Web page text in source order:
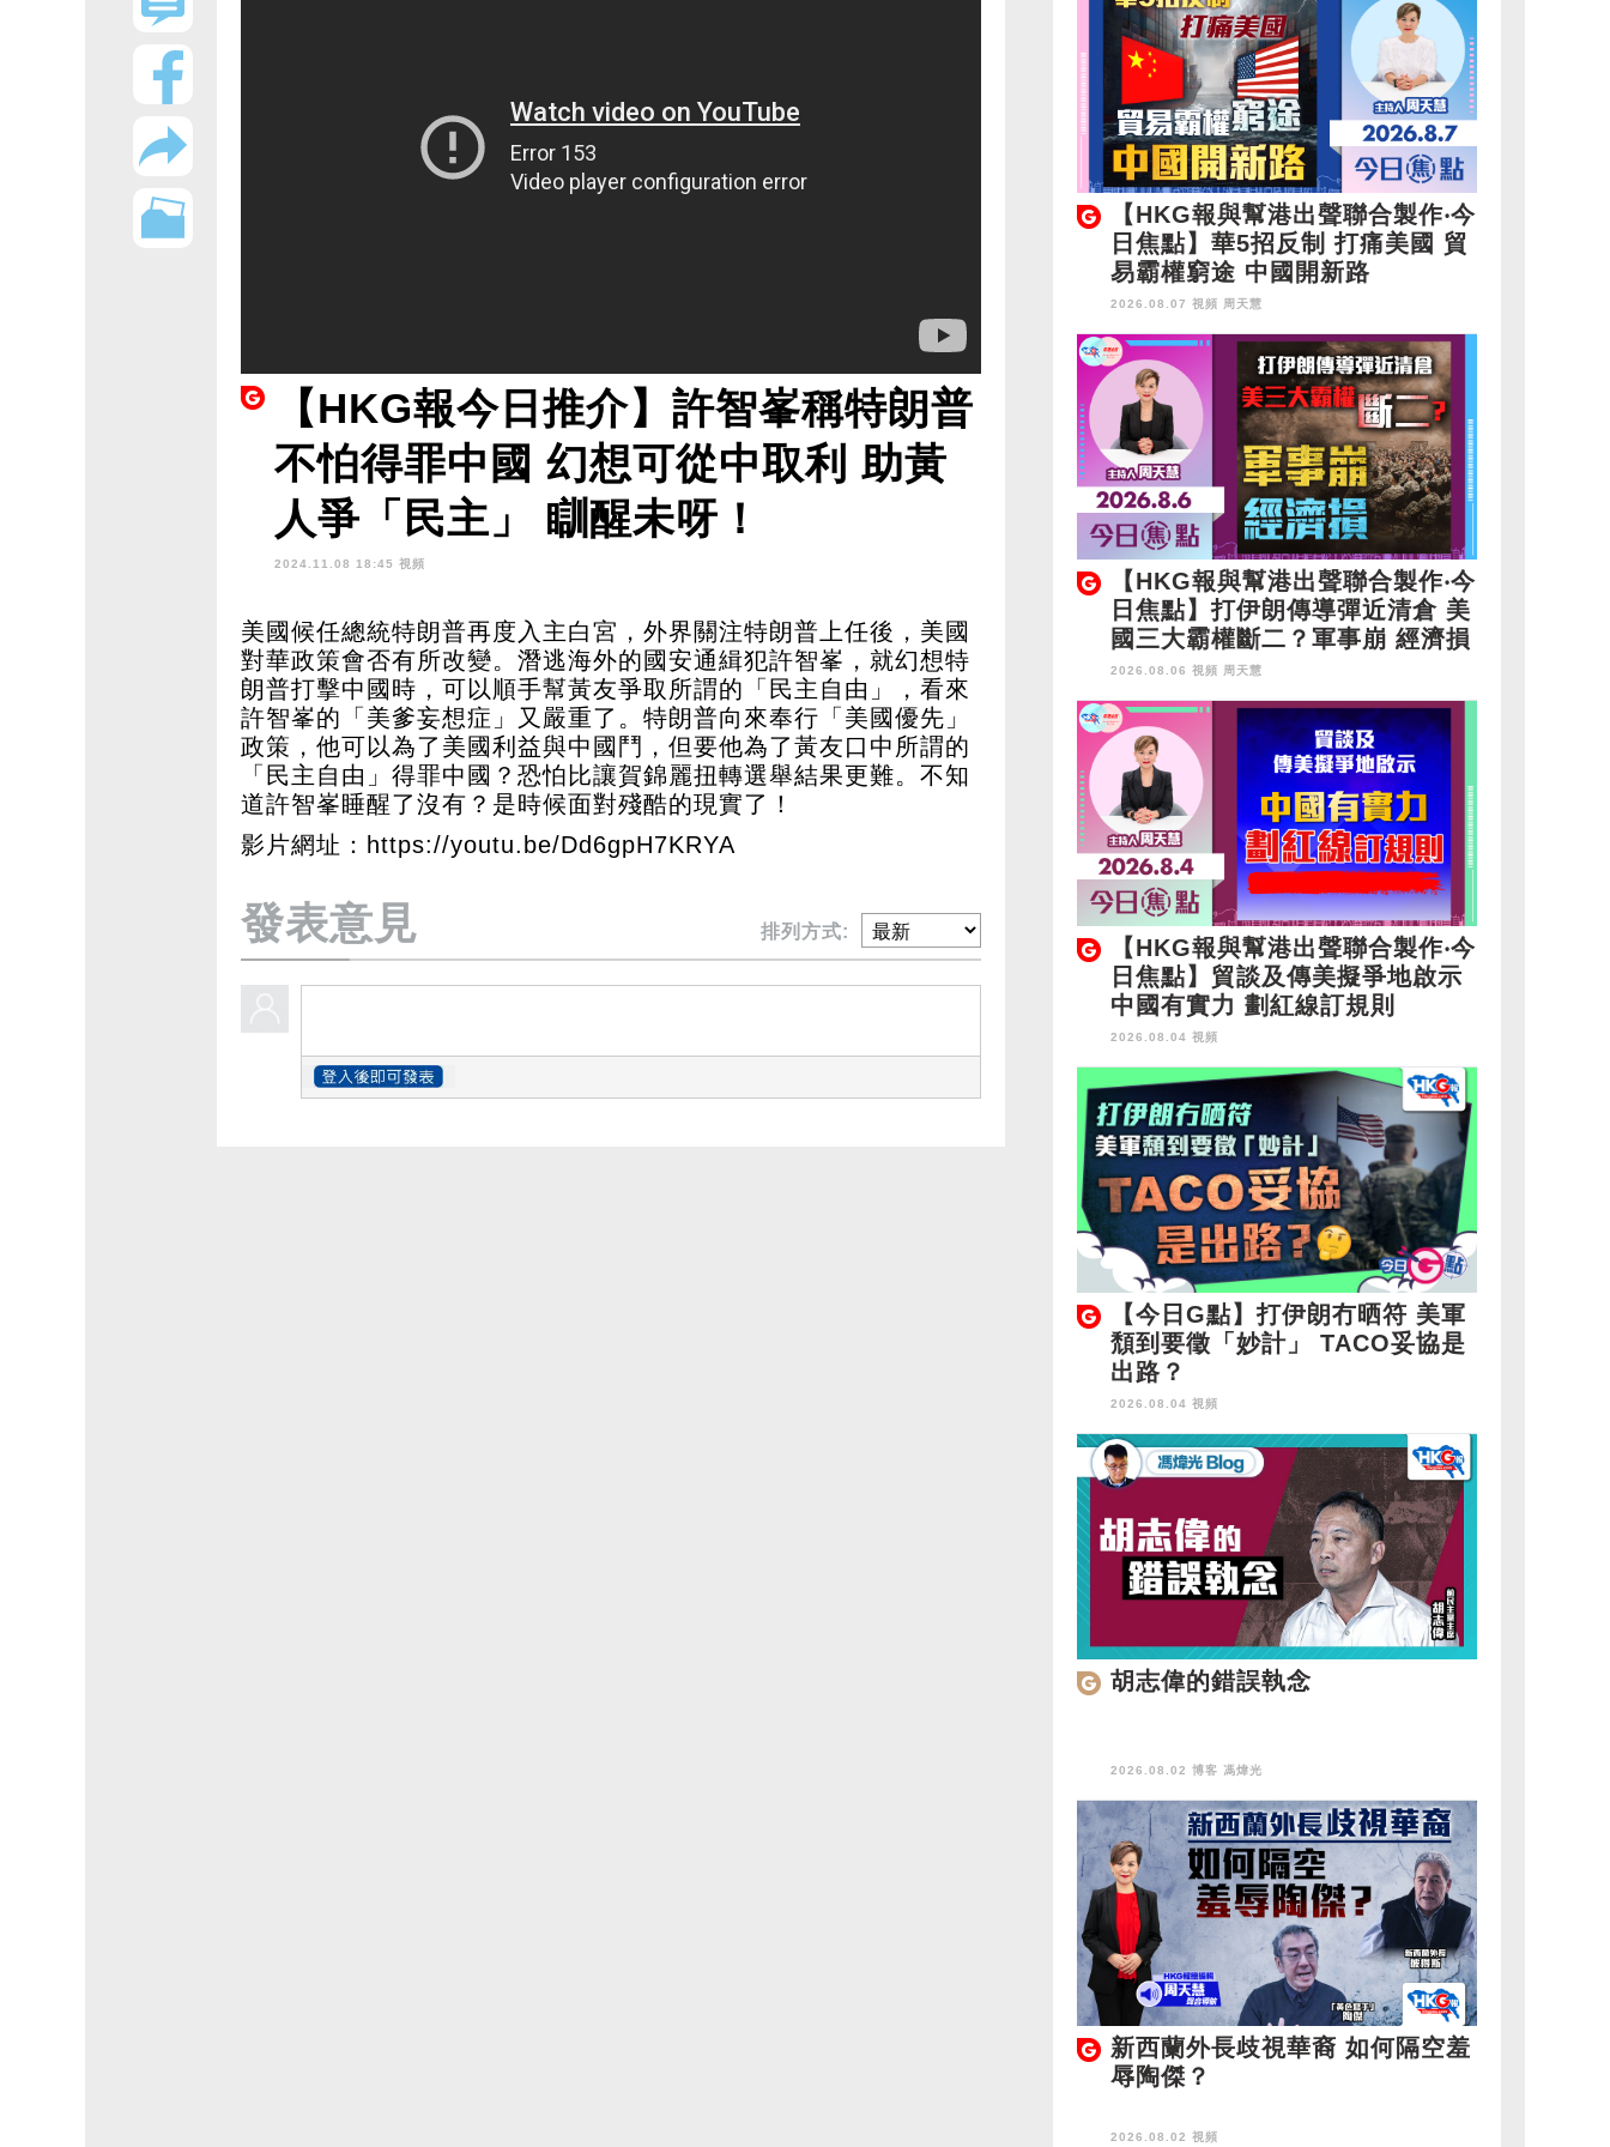
【HKG報今日推介】許智峯稱特朗普
不怕得罪中國 幻想可從中取利 助黃
人爭「民主」 瞓醒未呀！
2024.11.08 18:45 視頻
美國候任總統特朗普再度入主白宮，外界關注特朗普上任後，美國
對華政策會否有所改變。潛逃海外的國安通緝犯許智峯，就幻想特
朗普打擊中國時，可以順手幫黃友爭取所謂的「民主自由」，看來
許智峯的「美爹妄想症」又嚴重了。特朗普向來奉行「美國優先」
政策，他可以為了美國利益與中國鬥，但要他為了黃友口中所謂的
「民主自由」得罪中國？恐怕比讓賀錦麗扭轉選舉結果更難。不知
道許智峯睡醒了沒有？是時候面對殘酷的現實了！
影片網址：https://youtu.be/Dd6gpH7KRYA
發表意見 排列方式:
【HKG報與幫港出聲聯合製作‧今
日焦點】華5招反制 打痛美國 貿
易霸權窮途 中國開新路
2026.08.07 視頻 周天慧
【HKG報與幫港出聲聯合製作‧今
日焦點】打伊朗傳導彈近清倉 美
國三大霸權斷二？軍事崩 經濟損
2026.08.06 視頻 周天慧
【HKG報與幫港出聲聯合製作‧今
日焦點】貿談及傳美擬爭地啟示
中國有實力 劃紅線訂規則
2026.08.04 視頻
【今日G點】打伊朗冇晒符 美軍
頹到要徵「妙計」 TACO妥協是
出路？
2026.08.04 視頻
胡志偉的錯誤執念
2026.08.02 博客 馮煒光
新西蘭外長歧視華裔 如何隔空羞
辱陶傑？
2026.08.02 視頻